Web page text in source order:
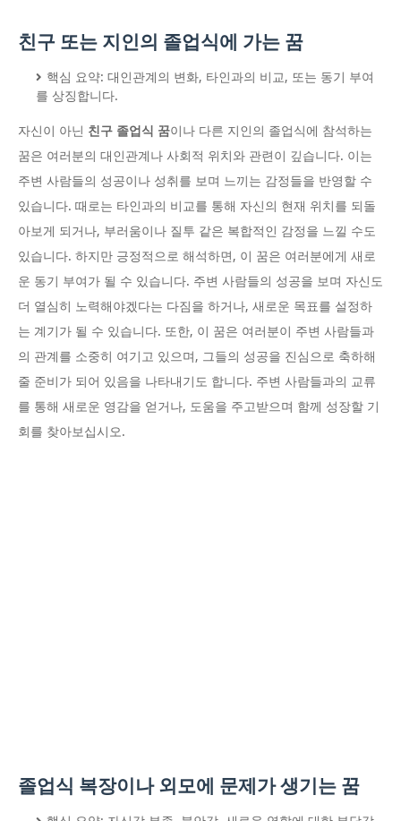
친구 또는 지인의 졸업식에 가는 꿈
핵심 요약: 대인관계의 변화, 타인과의 비교, 또는 동기 부여
를 상징합니다.
자신이 아닌 친구 졸업식 꿈이나 다른 지인의 졸업식에 참석하는
꿈은 여러분의 대인관계나 사회적 위치와 관련이 깊습니다. 이는
주변 사람들의 성공이나 성취를 보며 느끼는 감정들을 반영할 수
있습니다. 때로는 타인과의 비교를 통해 자신의 현재 위치를 되돌
아보게 되거나, 부러움이나 질투 같은 복합적인 감정을 느낄 수도
있습니다. 하지만 긍정적으로 해석하면, 이 꿈은 여러분에게 새로
운 동기 부여가 될 수 있습니다. 주변 사람들의 성공을 보며 자신도
더 열심히 노력해야겠다는 다짐을 하거나, 새로운 목표를 설정하
는 계기가 될 수 있습니다. 또한, 이 꿈은 여러분이 주변 사람들과
의 관계를 소중히 여기고 있으며, 그들의 성공을 진심으로 축하해
줄 준비가 되어 있음을 나타내기도 합니다. 주변 사람들과의 교류
를 통해 새로운 영감을 얻거나, 도움을 주고받으며 함께 성장할 기
회를 찾아보십시오.
졸업식 복장이나 외모에 문제가 생기는 꿈